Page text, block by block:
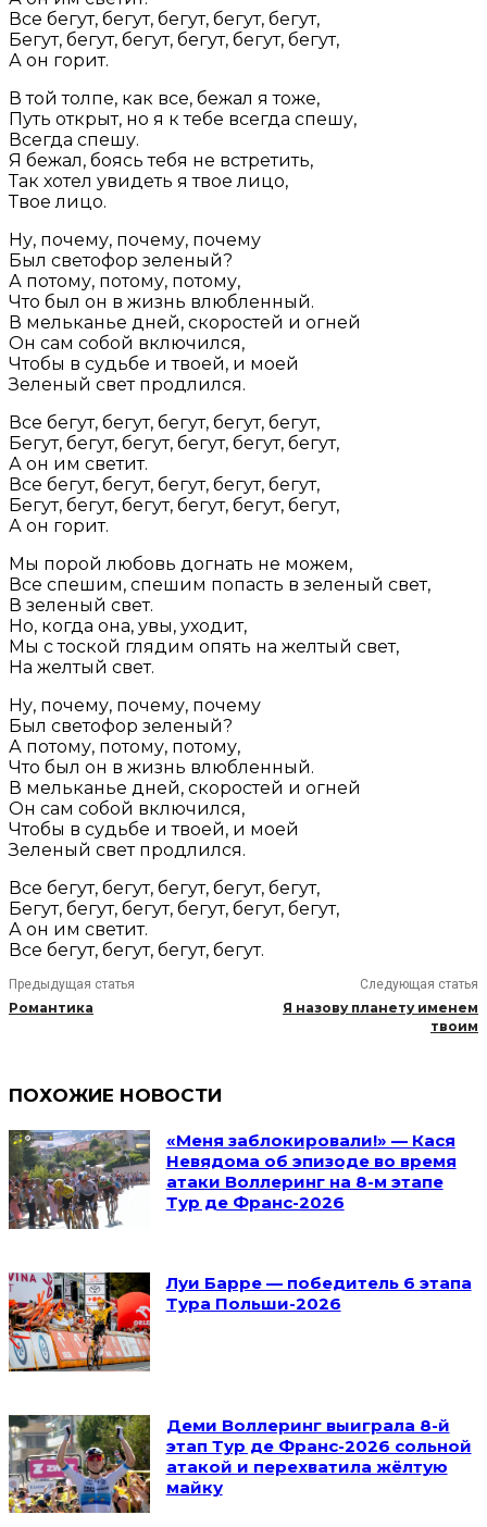
Все бегут, бегут, бегут, бегут, бегут,
Бегут, бегут, бегут, бегут, бегут, бегут,
А он горит.
В той толпе, как все, бежал я тоже,
Путь открыт, но я к тебе всегда спешу,
Всегда спешу.
Я бежал, боясь тебя не встретить,
Так хотел увидеть я твое лицо,
Твое лицо.
Ну, почему, почему, почему
Был светофор зеленый?
А потому, потому, потому,
Что был он в жизнь влюбленный.
В мельканье дней, скоростей и огней
Он сам собой включился,
Чтобы в судьбе и твоей, и моей
Зеленый свет продлился.
Все бегут, бегут, бегут, бегут, бегут,
Бегут, бегут, бегут, бегут, бегут, бегут,
А он им светит.
Все бегут, бегут, бегут, бегут, бегут,
Бегут, бегут, бегут, бегут, бегут, бегут,
А он горит.
Мы порой любовь догнать не можем,
Все спешим, спешим попасть в зеленый свет,
В зеленый свет.
Но, когда она, увы, уходит,
Мы с тоской глядим опять на желтый свет,
На желтый свет.
Ну, почему, почему, почему
Был светофор зеленый?
А потому, потому, потому,
Что был он в жизнь влюбленный.
В мельканье дней, скоростей и огней
Он сам собой включился,
Чтобы в судьбе и твоей, и моей
Зеленый свет продлился.
Все бегут, бегут, бегут, бегут, бегут,
Бегут, бегут, бегут, бегут, бегут, бегут,
А он им светит.
Все бегут, бегут, бегут, бегут.
Предыдущая статья
Романтика
Следующая статья
Я назову планету именем
твоим
ПОХОЖИЕ НОВОСТИ
«Меня заблокировали!» — Кася
Невядома об эпизоде во время
атаки Воллеринг на 8-м этапе
Тур де Франс-2026
Луи Барре — победитель 6 этапа
Тура Польши-2026
Деми Воллеринг выиграла 8-й
этап Тур де Франс-2026 сольной
атакой и перехватила жёлтую
майку